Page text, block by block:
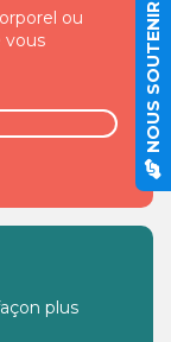
ou
vous
plus
NOUS SOUTENIR